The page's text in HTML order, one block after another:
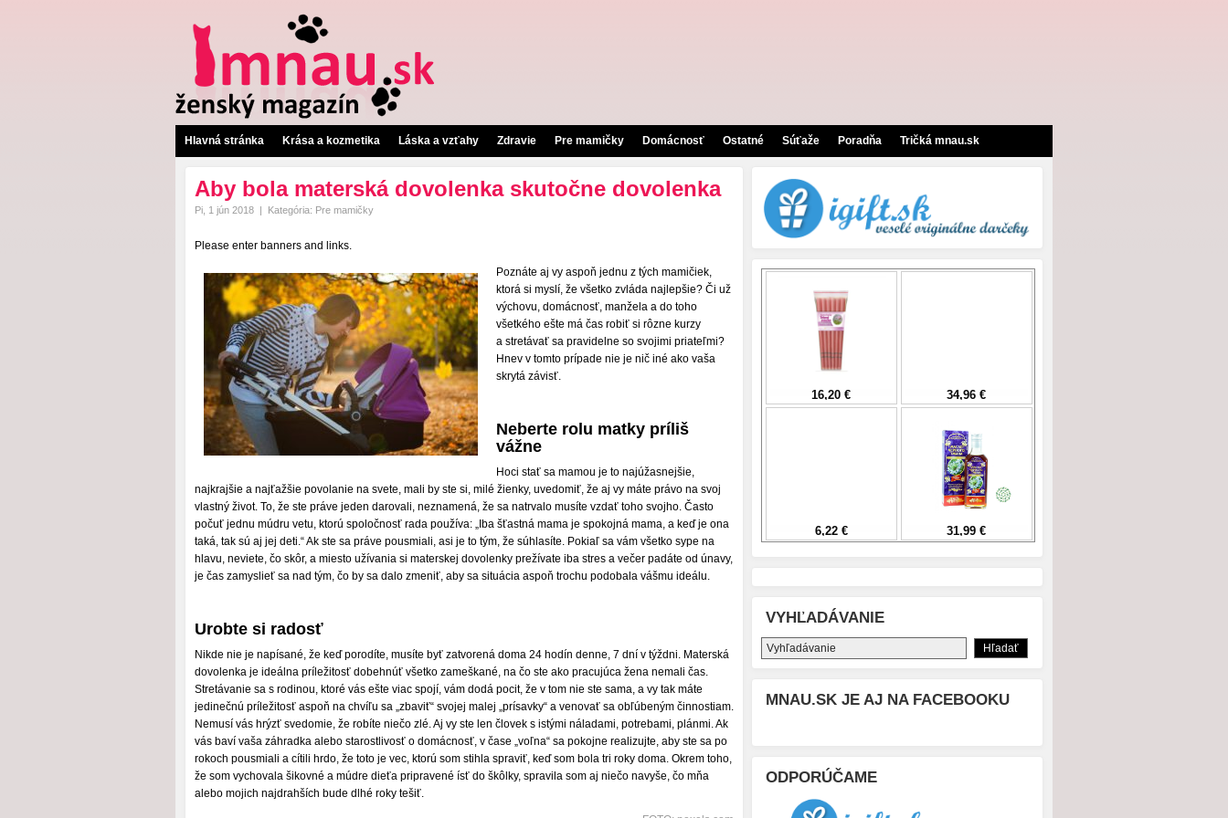
Hlavná stránka Krása a kozmetika Láska a vzťahy Zdravie Pre mamičky Domácnosť Ostatné Súťaže Poradňa Tričká mnau.sk
Aby bola materská dovolenka skutočne dovolenka
Pi, 1 jún 2018 | Kategória: Pre mamičky
Please enter banners and links.
Poznáte aj vy aspoň jednu z tých mamičiek,
ktorá si myslí, že všetko zvláda najlepšie? Či už
výchovu, domácnosť, manžela a do toho
všetkého ešte má čas robiť si rôzne kurzy
a stretávať sa pravidelne so svojimi priateľmi?
Hnev v tomto prípade nie je nič iné ako vaša
skrytá závisť.
Neberte rolu matky príliš
vážne
Hoci stať sa mamou je to najúžasnejšie,
najkrajšie a najťažšie povolanie na svete, mali by ste si, milé žienky, uvedomiť, že aj vy máte právo na svoj
vlastný život. To, že ste práve jeden darovali, neznamená, že sa natrvalo musíte vzdať toho svojho. Často
počuť jednu múdru vetu, ktorú spoločnosť rada používa: „Iba šťastná mama je spokojná mama, a keď je ona
taká, tak sú aj jej deti.“ Ak ste sa práve pousmiali, asi je to tým, že súhlasíte. Pokiaľ sa vám všetko sype na
hlavu, neviete, čo skôr, a miesto užívania si materskej dovolenky prežívate iba stres a večer padáte od únavy,
je čas zamyslieť sa nad tým, čo by sa dalo zmeniť, aby sa situácia aspoň trochu podobala vášmu ideálu.
Urobte si radosť
Nikde nie je napísané, že keď porodíte, musíte byť zatvorená doma 24 hodín denne, 7 dní v týždni. Materská
dovolenka je ideálna príležitosť dobehnúť všetko zameškané, na čo ste ako pracujúca žena nemali čas.
Stretávanie sa s rodinou, ktoré vás ešte viac spojí, vám dodá pocit, že v tom nie ste sama, a vy tak máte
jedinečnú príležitosť aspoň na chvíľu sa „zbaviť“ svojej malej „prísavky“ a venovať sa obľúbeným činnostiam.
Nemusí vás hrýzť svedomie, že robíte niečo zlé. Aj vy ste len človek s istými náladami, potrebami, plánmi. Ak
vás baví vaša záhradka alebo starostlivosť o domácnosť, v čase „voľna“ sa pokojne realizujte, aby ste sa po
rokoch pousmiali a cítili hrdo, že toto je vec, ktorú som stihla spraviť, keď som bola tri roky doma. Okrem toho,
že som vychovala šikovné a múdre dieťa pripravené ísť do škôlky, spravila som aj niečo navyše, čo mňa
alebo mojich najdrahších bude dlhé roky tešiť.
VYHĽADÁVANIE
MNAU.SK JE AJ NA FACEBOOKU
ODPORÚČAME